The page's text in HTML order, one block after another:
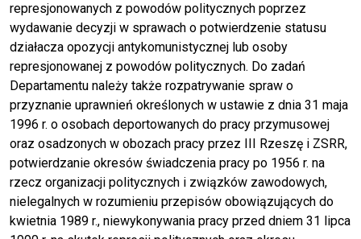
represjonowanych z powodów politycznych poprzez
wydawanie decyzji w sprawach o potwierdzenie statusu
działacza opozycji antykomunistycznej lub osoby
represjonowanej z powodów politycznych. Do zadań
Departamentu należy także rozpatrywanie spraw o
przyznanie uprawnień określonych w ustawie z dnia 31 maja
1996 r. o osobach deportowanych do pracy przymusowej
oraz osadzonych w obozach pracy przez III Rzeszę i ZSRR,
potwierdzanie okresów świadczenia pracy po 1956 r. na
rzecz organizacji politycznych i związków zawodowych,
nielegalnych w rozumieniu przepisów obowiązujących do
kwietnia 1989 r., niewykonywania pracy przed dniem 31 lipca